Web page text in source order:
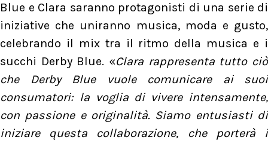
Blue e Clara saranno protagonisti di una serie di
iniziative che uniranno musica, moda e gusto,
celebrando il mix tra il ritmo della musica e i
succhi Derby Blue. «Clara rappresenta tutto ciò
che Derby Blue vuole comunicare ai suoi
consumatori: la voglia di vivere intensamente,
con passione e originalità. Siamo entusiasti di
iniziare questa collaborazione, che porterà i